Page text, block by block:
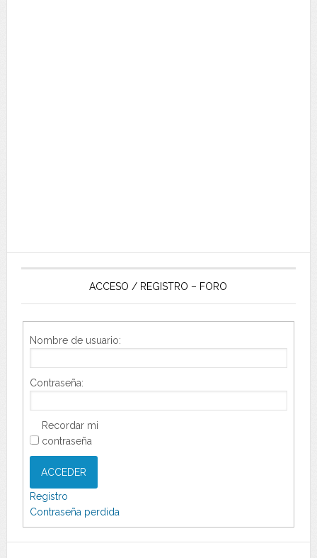
ACCESO / REGISTRO – FORO
Nombre de usuario:
Contraseña:
Recordar mi
contraseña
ACCEDER
Registro
Contraseña perdida